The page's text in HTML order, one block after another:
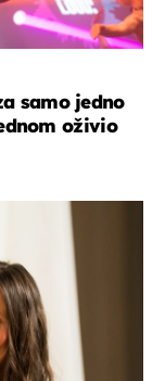
samo jedno
oživio